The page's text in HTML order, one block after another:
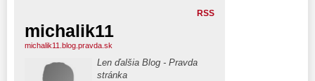
RSS
michalik11
michalik11.blog.pravda.sk
Len ďalšia Blog - Pravda
stránka